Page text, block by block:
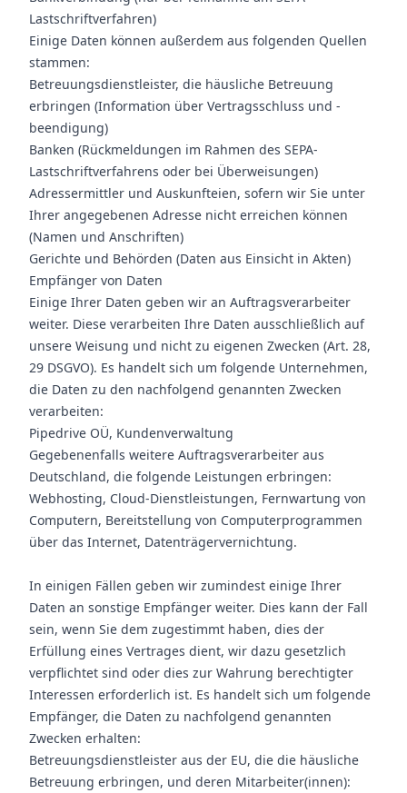
Lastschriftverfahren)
Einige Daten können außerdem aus folgenden Quellen
stammen:
Betreuungsdienstleister, die häusliche Betreuung
erbringen (Information über Vertragsschluss und -
beendigung)
Banken (Rückmeldungen im Rahmen des SEPA-
Lastschriftverfahrens oder bei Überweisungen)
Adressermittler und Auskunfteien, sofern wir Sie unter
Ihrer angegebenen Adresse nicht erreichen können
(Namen und Anschriften)
Gerichte und Behörden (Daten aus Einsicht in Akten)
Empfänger von Daten
Einige Ihrer Daten geben wir an Auftragsverarbeiter
weiter. Diese verarbeiten Ihre Daten ausschließlich auf
unsere Weisung und nicht zu eigenen Zwecken (Art. 28,
29 DSGVO). Es handelt sich um folgende Unternehmen,
die Daten zu den nachfolgend genannten Zwecken
verarbeiten:
Pipedrive OÜ, Kundenverwaltung
Gegebenenfalls weitere Auftragsverarbeiter aus
Deutschland, die folgende Leistungen erbringen:
Webhosting, Cloud-Dienstleistungen, Fernwartung von
Computern, Bereitstellung von Computerprogrammen
über das Internet, Datenträgervernichtung.
In einigen Fällen geben wir zumindest einige Ihrer
Daten an sonstige Empfänger weiter. Dies kann der Fall
sein, wenn Sie dem zugestimmt haben, dies der
Erfüllung eines Vertrages dient, wir dazu gesetzlich
verpflichtet sind oder dies zur Wahrung berechtigter
Interessen erforderlich ist. Es handelt sich um folgende
Empfänger, die Daten zu nachfolgend genannten
Zwecken erhalten:
Betreuungsdienstleister aus der EU, die die häusliche
Betreuung erbringen, und deren Mitarbeiter(innen):